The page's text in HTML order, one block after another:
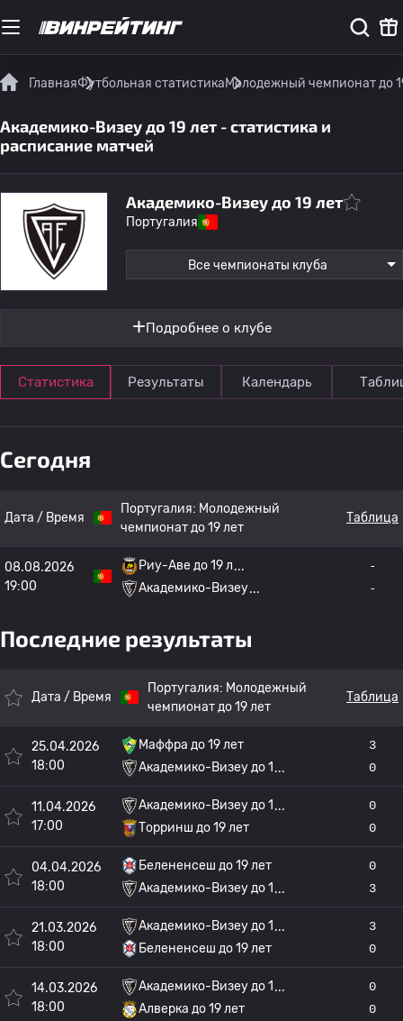
ГлавнаяФутбольная статистикаМолодежный чемпионат до
Академико-Визеу до 19 лет - статистика и
расписание матчей
Академико-Визеу до 19 лет
Португалия
Все чемпионаты клуба
Подробнее о клубе
Статистика Результаты Календарь
Сегодня
Дата / Время
Португалия: Молодежный
чемпионат до 19 лет
Таблица
08.08.2026
19:00
Риу-Аве до 19 л
Академико-Визеу
-
-
Последние результаты
Дата / Время
Португалия: Молодежный
чемпионат до 19 лет
Таблица
25.04.2026
18:00
Маффра до 19 лет
Академико-Визеу до 1
3
0
11.04.2026
17:00
Академико-Визеу до 1
Торринш до 19 лет
0
0
04.04.2026
18:00
Белененсеш до 19 лет
Академико-Визеу до 1
0
3
21.03.2026
18:00
Академико-Визеу до 1
Белененсеш до 19 лет
3
0
14.03.2026
18:00
Академико-Визеу до 1
Алверка до 19 лет
0
0